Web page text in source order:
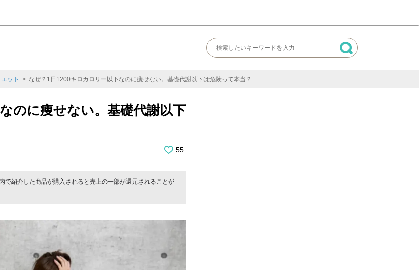
ット > なぜ？1日1200キロカロリー以下なのに痩せない。基礎代謝以下は危険って本当？
のに痩せない。基礎代謝以下
55
紹介した商品が購入されると売上の一部が還元されることが